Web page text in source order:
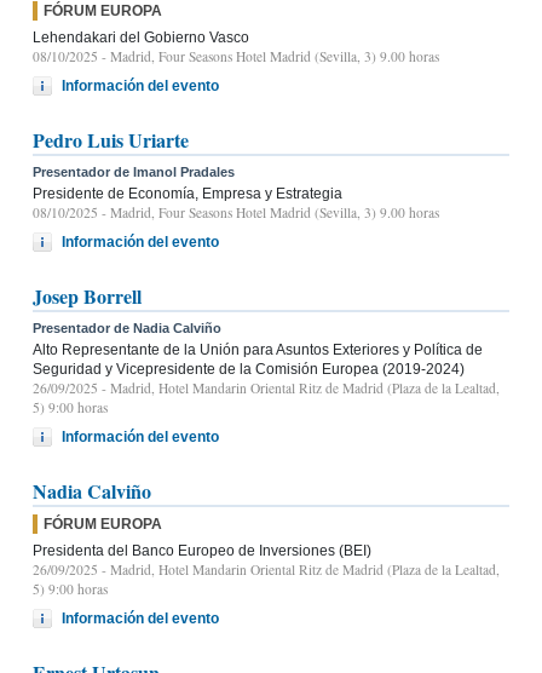
FÓRUM EUROPA
Lehendakari del Gobierno Vasco
08/10/2025 - Madrid, Four Seasons Hotel Madrid (Sevilla, 3) 9.00 horas
Información del evento
Pedro Luis Uriarte
Presentador de Imanol Pradales
Presidente de Economía, Empresa y Estrategia
08/10/2025 - Madrid, Four Seasons Hotel Madrid (Sevilla, 3) 9.00 horas
Información del evento
Josep Borrell
Presentador de Nadia Calviño
Alto Representante de la Unión para Asuntos Exteriores y Política de
Seguridad y Vicepresidente de la Comisión Europea (2019-2024)
26/09/2025 - Madrid, Hotel Mandarin Oriental Ritz de Madrid (Plaza de la Lealtad,
5) 9:00 horas
Información del evento
Nadia Calviño
FÓRUM EUROPA
Presidenta del Banco Europeo de Inversiones (BEI)
26/09/2025 - Madrid, Hotel Mandarin Oriental Ritz de Madrid (Plaza de la Lealtad,
5) 9:00 horas
Información del evento